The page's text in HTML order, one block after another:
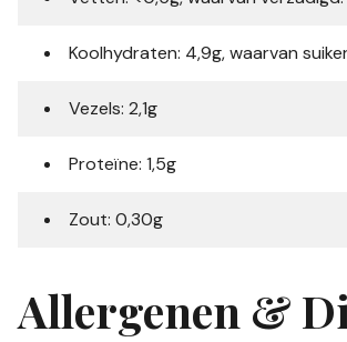
Koolhydraten: 4,9g, waarvan
Vezels: 2,1g
Proteïne: 1,5g
Zout: 0,30g
Allergenen &